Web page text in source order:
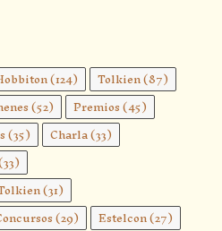
(124) Tolkien(87)
(52) Premios(45)
(35) Charla(33)
(31)
(29) Estelcon(27)